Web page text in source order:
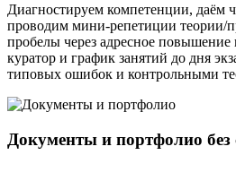
Диагностируем компетенции, даём
проводим мини-репетиции теории/
пробелы через адресное
куратор и график занятий до дня
типовых ошибок и контрольными
Документы и портфолио без